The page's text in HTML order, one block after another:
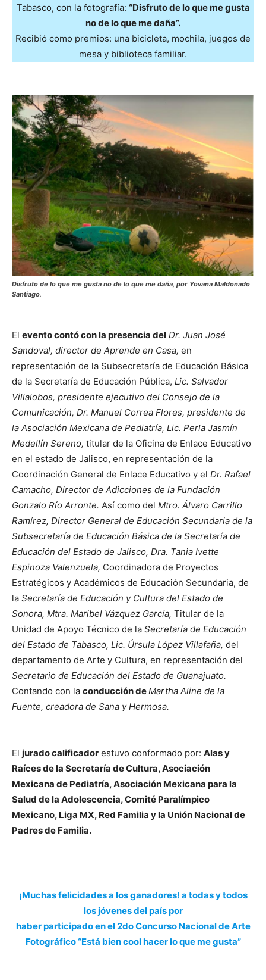
Tabasco, con la fotografía: “Disfruto de lo que me gusta
no de lo que me daña”.
Recibió como premios: una bicicleta, mochila, juegos de
mesa y biblioteca familiar.
Disfruto de lo que me gusta no de lo que me daña, por Yovana Maldonado
Santiago.
El evento contó con la presencia del Dr. Juan José
Sandoval, director de Aprende en Casa, en
representación de la Subsecretaría de Educación Básica
de la Secretaría de Educación Pública, Lic. Salvador
Villalobos, presidente ejecutivo del Consejo de la
Comunicación, Dr. Manuel Correa Flores, presidente de
la Asociación Mexicana de Pediatría, Lic. Perla Jasmín
Medellín Sereno, titular de la Oficina de Enlace Educativo
en el estado de Jalisco, en representación de la
Coordinación General de Enlace Educativo y el Dr. Rafael
Camacho, Director de Adicciones de la Fundación
Gonzalo Río Arronte. Así como del Mtro. Álvaro Carrillo
Ramírez, Director General de Educación Secundaria de la
Subsecretaría de Educación Básica de la Secretaría de
Educación del Estado de Jalisco, Dra. Tania Ivette
Espinoza Valenzuela, Coordinadora de Proyectos
Estratégicos y Académicos de Educación Secundaria, de
la Secretaría de Educación y Cultura del Estado de
Sonora, Mtra. Maribel Vázquez García, Titular de la
Unidad de Apoyo Técnico de la Secretaría de Educación
del Estado de Tabasco, Lic. Úrsula López Villafaña, del
departamento de Arte y Cultura, en representación del
Secretario de Educación del Estado de Guanajuato.
Contando con la conducción deMartha Aline de la
Fuente, creadora de Sana y Hermosa.
El jurado calificador estuvo conformado por: Alas y
Raíces de la Secretaría de Cultura, Asociación
Mexicana de Pediatría, Asociación Mexicana para la
Salud de la Adolescencia, Comité Paralímpico
Mexicano, Liga MX, Red Familia y la Unión Nacional de
Padres de Familia.
¡Muchas felicidades a los ganadores! a todas y todos
los jóvenes del país por
haber participado en el 2do Concurso Nacional de Arte
Fotográfico “Está bien cool hacer lo que me gusta”